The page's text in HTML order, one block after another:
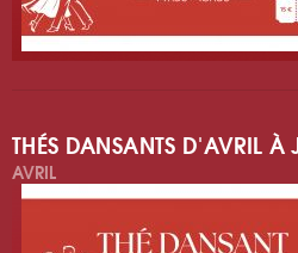
THÉS DANSANTS D'AVRIL
AVRIL